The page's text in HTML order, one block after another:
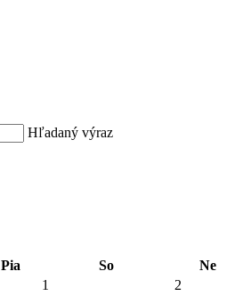
Hľadaný výraz
Pia So
Ne
1 2